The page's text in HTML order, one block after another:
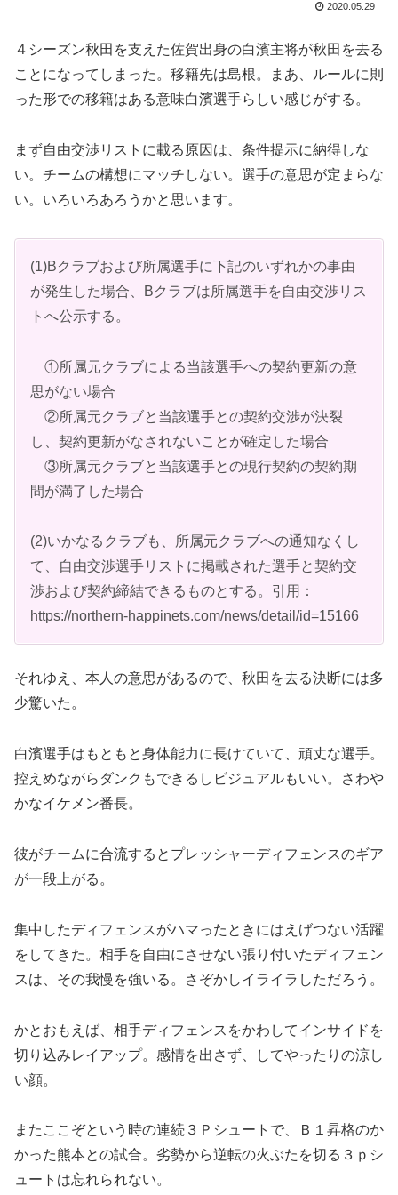
2020.05.29
４シーズン秋田を支えた佐賀出身の白濱主将が秋田を去る
ことになってしまった。移籍先は島根。まあ、ルールに則
った形での移籍はある意味白濱選手らしい感じがする。
まず自由交渉リストに載る原因は、条件提示に納得しな
い。チームの構想にマッチしない。選手の意思が定まらな
い。いろいろあろうかと思います。
(1)Bクラブおよび所属選手に下記のいずれかの事由
が発生した場合、Bクラブは所属選手を自由交渉リス
トへ公示する。
①所属元クラブによる当該選手への契約更新の意
思がない場合
②所属元クラブと当該選手との契約交渉が決裂
し、契約更新がなされないことが確定した場合
③所属元クラブと当該選手との現行契約の契約期
間が満了した場合
(2)いかなるクラブも、所属元クラブへの通知なくし
て、自由交渉選手リストに掲載された選手と契約交
渉および契約締結できるものとする。引用：
https://northern-happinets.com/news/detail/id=15166
それゆえ、本人の意思があるので、秋田を去る決断には多
少驚いた。
白濱選手はもともと身体能力に長けていて、頑丈な選手。
控えめながらダンクもできるしビジュアルもいい。さわや
かなイケメン番長。
彼がチームに合流するとプレッシャーディフェンスのギア
が一段上がる。
集中したディフェンスがハマったときにはえげつない活躍
をしてきた。相手を自由にさせない張り付いたディフェン
スは、その我慢を強いる。さぞかしイライラしただろう。
かとおもえば、相手ディフェンスをかわしてインサイドを
切り込みレイアップ。感情を出さず、してやったりの涼し
い顔。
またここぞという時の連続３Ｐシュートで、Ｂ１昇格のか
かった熊本との試合。劣勢から逆転の火ぶたを切る３ｐシ
ュートは忘れられない。